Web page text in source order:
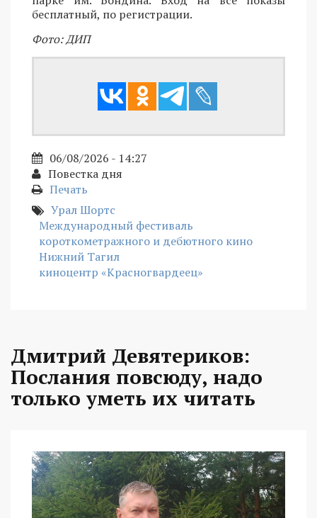
бесплатный, по регистрации.
Фото: ДИП
06/08/2026 - 14:27
Повестка дня
Печать
Урал Шортс
Международный фестиваль
короткометражного и дебютного кино
Нижний Тагил
киноцентр «Красногвардеец»
Дмитрий Девятериков:
Послания повсюду, надо
только уметь их читать